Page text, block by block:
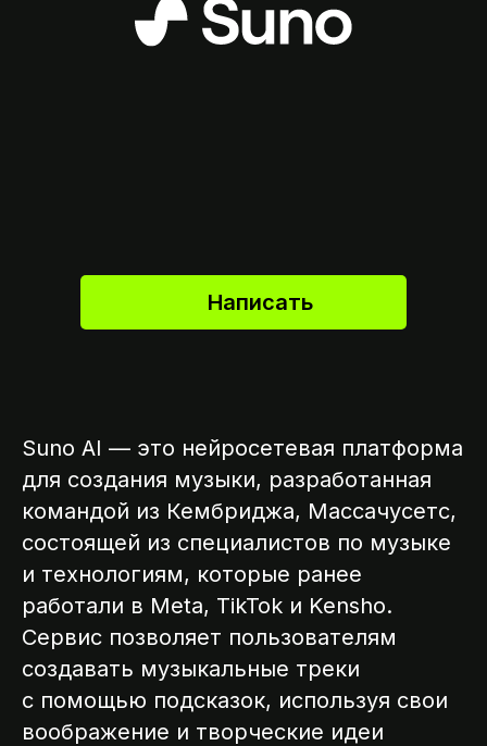
Написать
Suno AI — это нейросетевая платформа
для создания музыки, разработанная
командой из Кембриджа, Массачусетс,
состоящей из специалистов по музыке
и технологиям, которые ранее
работали в Meta, TikTok и Kensho.
Сервис позволяет пользователям
создавать музыкальные треки
с помощью подсказок, используя свои
воображение и творческие идеи